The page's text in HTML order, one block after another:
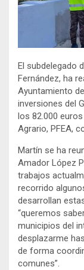
El subdelegado
Fernández, ha
Ayuntamiento
inversiones del
los 82.000
Agrario, PFEA,
Martín se ha
Amador López
trabajos
recorrido
desarrollan
“queremos
municipios del
desplazarme
de forma
comunes”.